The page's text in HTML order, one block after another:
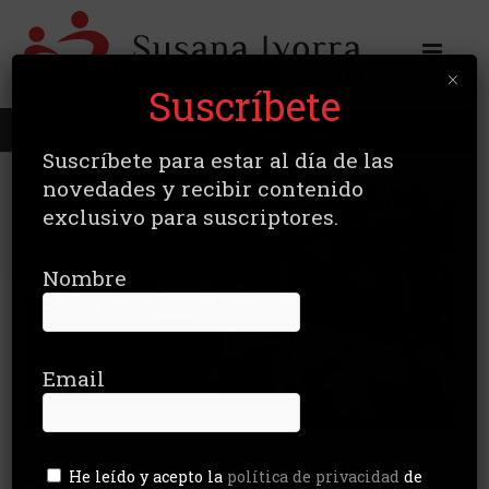
Las disculpas de Sturla Holm y 10
Suscríbete
Suscríbete para estar al día de las
novedades y recibir contenido
exclusivo para suscriptores.
Nombre
Email
He leído y acepto la política de privacidad de
×